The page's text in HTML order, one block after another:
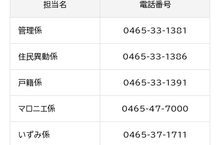
担当名 電話番号
管理係 0465-33-1381
住民異動係 0465-33-1386
戸籍係 0465-33-1391
マロニエ係 0465-47-7000
いずみ係 0465-37-1711